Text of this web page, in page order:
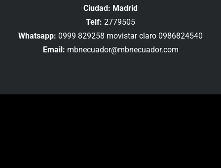
Ciudad: Madrid
Telf: 2779505
Whatsapp: 0999 829258 movistar claro 0986824540
Email: mbnecuador@mbnecuador.com